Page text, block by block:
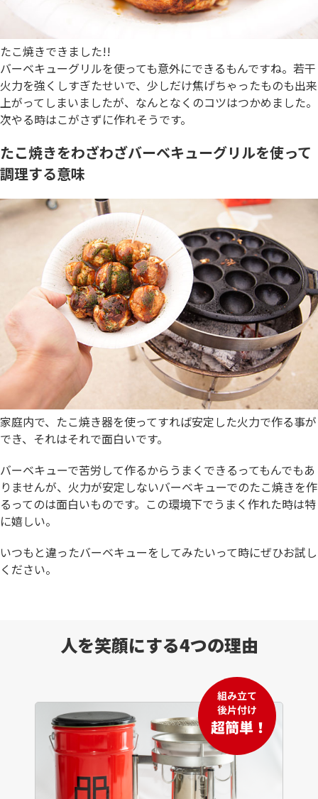
たこ焼きできました!!
バーベキューグリルを使っても意外にできるもんですね。若干
火力を強くしすぎたせいで、少しだけ焦げちゃったものも出来
上がってしまいましたが、なんとなくのコツはつかめました。
次やる時はこがさずに作れそうです。
たこ焼きをわざわざバーベキューグリルを使って
調理する意味
家庭内で、たこ焼き器を使ってすれば安定した火力で作る事が
でき、それはそれで面白いです。
バーベキューで苦労して作るからうまくできるってもんでもあ
りませんが、火力が安定しないバーベキューでのたこ焼きを作
るってのは面白いものです。この環境下でうまく作れた時は特
に嬉しい。
いつもと違ったバーベキューをしてみたいって時にぜひお試し
ください。
人を笑顔にする4つの理由